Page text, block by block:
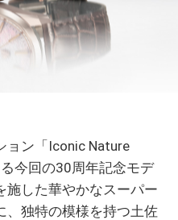
ョン「Iconic Nature
今回の30周年記念モデ
施した華やかなスーパー
、独特の模様を持つ土佐